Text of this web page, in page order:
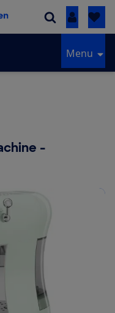
Inloggen
Menu
-